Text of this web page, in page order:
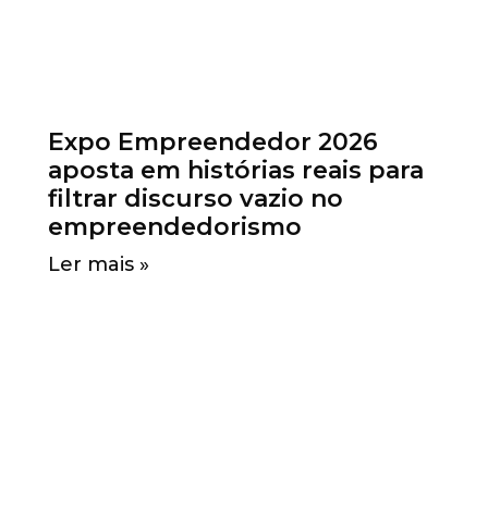
Expo Empreendedor 2026
aposta em histórias reais para
filtrar discurso vazio no
empreendedorismo
Ler mais »